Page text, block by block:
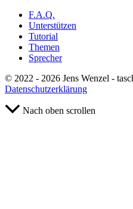
F.A.Q.
Unterstützen
Tutorial
Themen
Sprecher
© 2022 - 2026 Jens Wenzel -
Datenschutzerklärung
Nach oben scrollen